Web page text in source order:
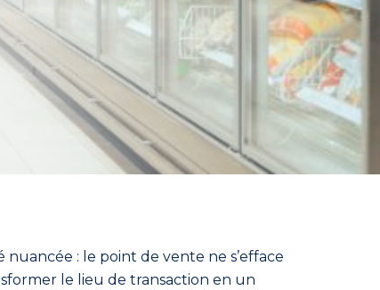
: le point de vente ne s’efface
le lieu de transaction en un